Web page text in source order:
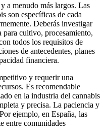
a menudo más largos. Las
son específicas de cada
Deberás investigar
para cultivo, procesamiento,
todos los requisitos de
de antecedentes, planes
financiera.
y requerir una
Es recomendable
en la industria del cannabis
y precisa. La paciencia y
ejemplo, en España, las
entre comunidades